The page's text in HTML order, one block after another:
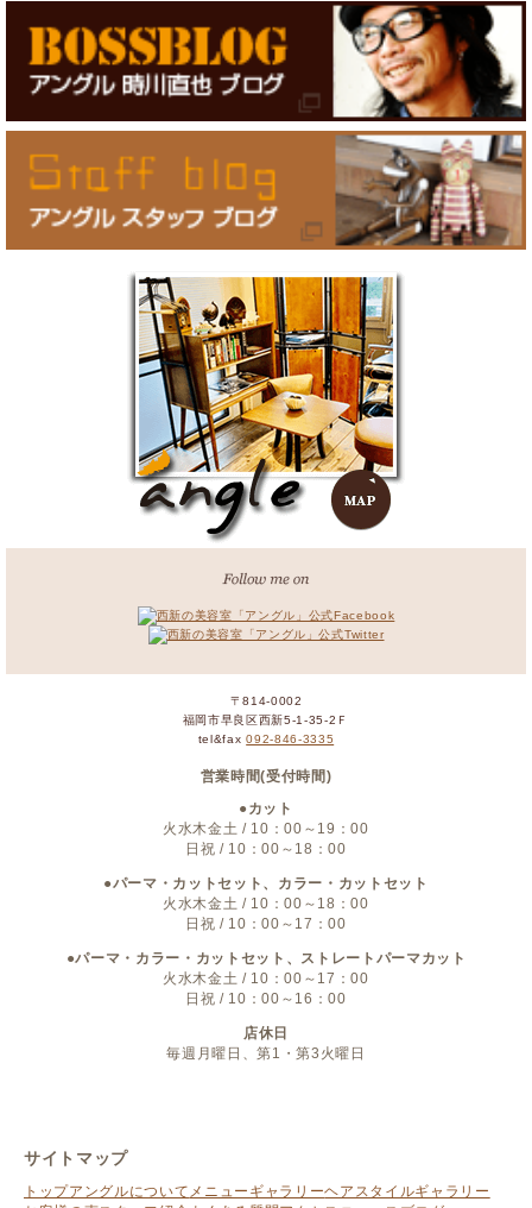
〒814-0002
福岡市早良区西新5-1-35-2Ｆ
tel&fax092-846-3335
営業時間(受付時間)
●カット
火水木金土 / 10：00～19：00
日祝 / 10：00～18：00
●パーマ・カットセット、カラー・カットセット
火水木金土 / 10：00～18：00
日祝 / 10：00～17：00
●パーマ・カラー・カットセット、ストレートパーマカット
火水木金土 / 10：00～17：00
日祝 / 10：00～16：00
店休日
毎週月曜日、第1・第3火曜日
サイトマップ
トップアングルについて メニュー ギャラリーヘアスタイルギャラリー